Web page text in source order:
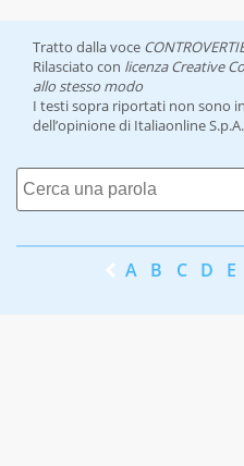
Tratto dalla voce
Rilasciato con licenza Creative
allo stesso modo
I testi sopra riportati non sono
dell’opinione di Italiaonline S.p.A.
A B C D E